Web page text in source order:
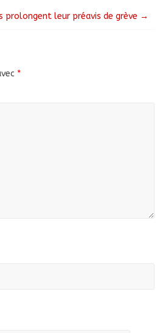
prolongent leur préavis de grève →
*